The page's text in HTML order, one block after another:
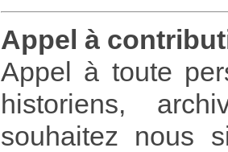
Appel à
Appel à toute
historiens,
souhaitez nous